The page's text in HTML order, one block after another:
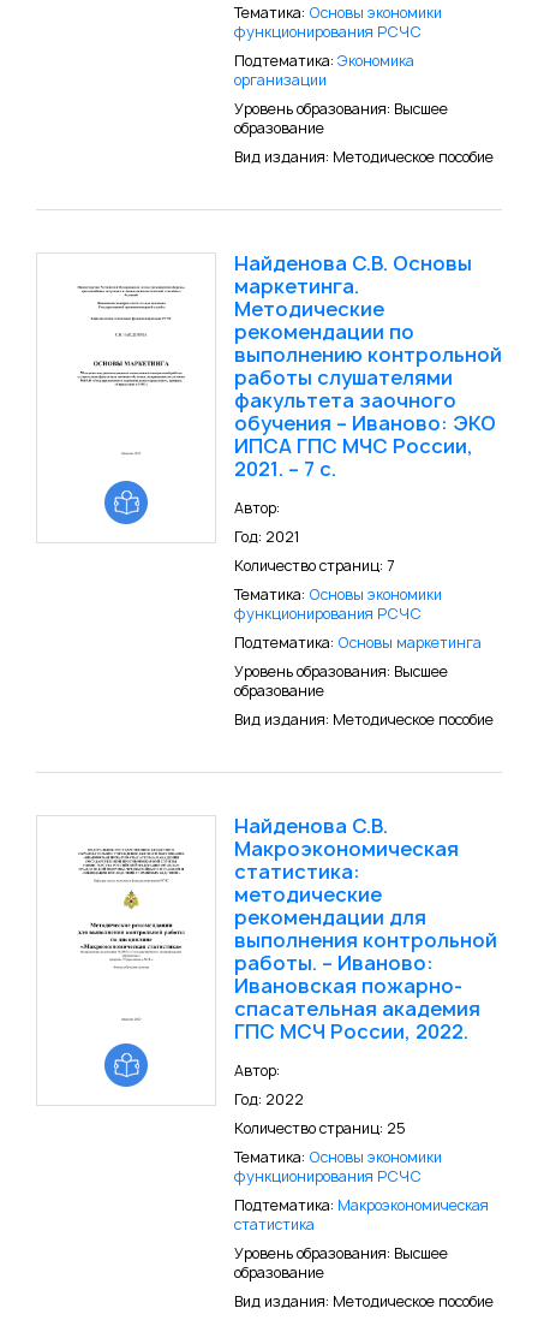
Тематика: Основы экономики
функционирования РСЧС
Подтематика: Экономика
организации
Уровень образования: Высшее
образование
Вид издания: Методическое пособие
Найденова С.В. Основы
маркетинга.
Методические
рекомендации по
выполнению контрольной
работы слушателями
факультета заочного
обучения – Иваново: ЭКО
ИПСА ГПС МЧС России,
2021. – 7 с.
Автор:
Год: 2021
Количество страниц: 7
Тематика: Основы экономики
функционирования РСЧС
Подтематика: Основы маркетинга
Уровень образования: Высшее
образование
Вид издания: Методическое пособие
Найденова С.В.
Макроэкономическая
статистика:
методические
рекомендации для
выполнения контрольной
работы. – Иваново:
Ивановская пожарно-
спасательная академия
ГПС МСЧ России, 2022.
Автор:
Год: 2022
Количество страниц: 25
Тематика: Основы экономики
функционирования РСЧС
Подтематика: Макроэкономическая
статистика
Уровень образования: Высшее
образование
Вид издания: Методическое пособие